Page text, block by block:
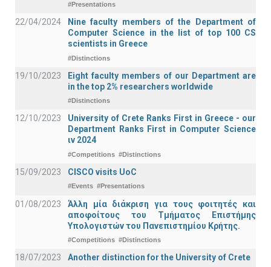
#Presentations
22/04/2024
Nine faculty members of the Department of
Computer Science in the list of top 100 CS
scientists in Greece
#Distinctions
19/10/2023
Eight faculty members of our Department are
in the top 2% researchers worldwide
#Distinctions
12/10/2023
University of Crete Ranks First in Greece - our
Department Ranks First in Computer Science
ιν 2024
#Competitions #Distinctions
15/09/2023 CISCO visits UoC
#Events #Presentations
01/08/2023
Άλλη μία διάκριση για τους φοιτητές και
αποφοίτους του Τμήματος Επιστήμης
Υπολογιστών του Πανεπιστημίου Κρήτης.
#Competitions #Distinctions
18/07/2023 Another distinction for the University of Crete